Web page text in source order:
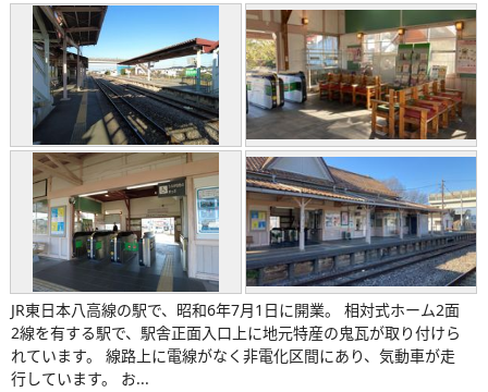
JR東日本八高線の駅で、昭和6年7月1日に開業。 相対式ホーム2面
2線を有する駅で、駅舎正面入口上に地元特産の鬼瓦が取り付けら
れています。 線路上に電線がなく非電化区間にあり、気動車が走
行しています。 お...